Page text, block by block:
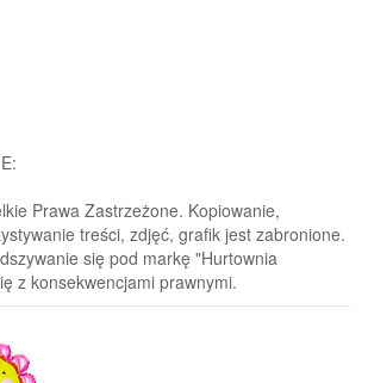
Prawa Zastrzeżone. Kopiowanie,
treści, zdjęć, grafik jest zabronione.
się pod markę "Hurtownia
z konsekwencjami prawnymi.